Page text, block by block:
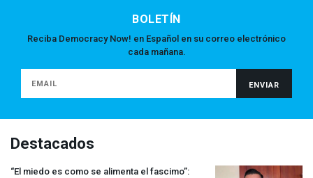
BOLETÍN
Reciba Democracy Now! en Español en su correo electrónico
cada mañana.
Destacados
“El miedo es como se alimenta el fascimo”: